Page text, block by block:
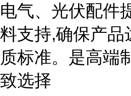
电气、光伏配件
料支持,确保产品
质标准。是高端
致选择